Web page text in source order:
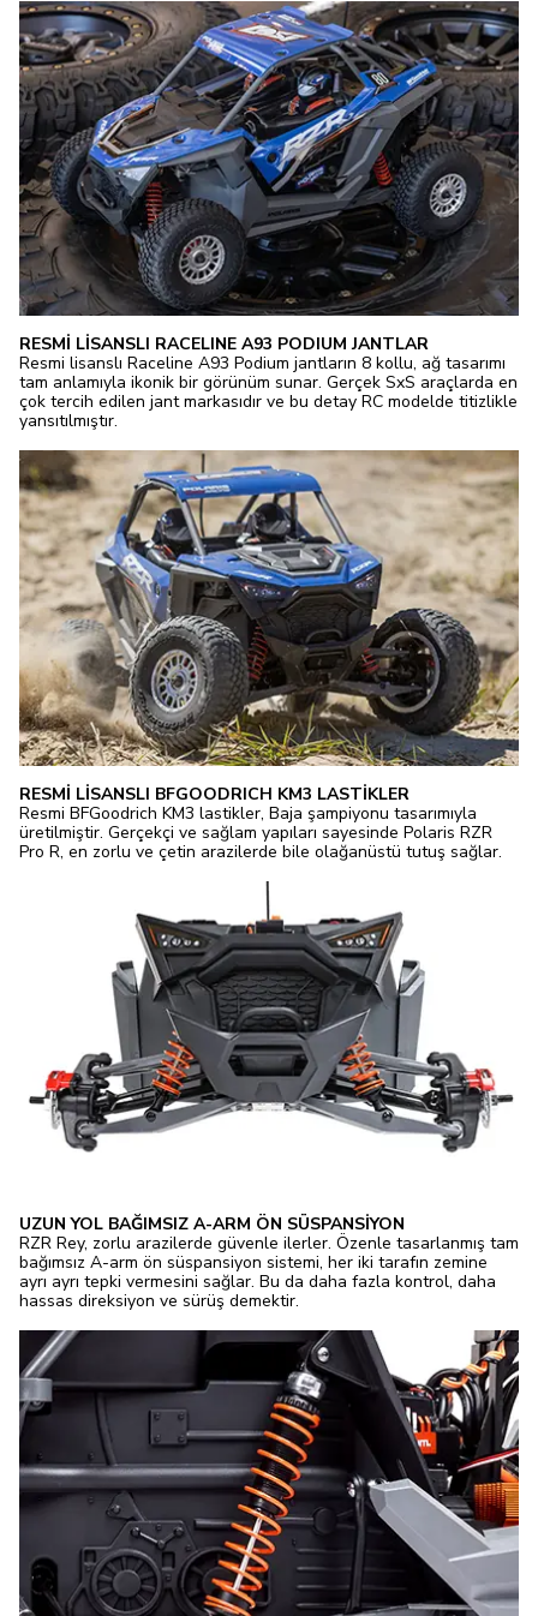
RESMİ LİSANSLI RACELINE A93 PODIUM JANTLAR
Resmi lisanslı Raceline A93 Podium jantların 8 kollu, ağ tasarımı
tam anlamıyla ikonik bir görünüm sunar. Gerçek SxS araçlarda en
çok tercih edilen jant markasıdır ve bu detay RC modelde titizlikle
yansıtılmıştır.
RESMİ LİSANSLI BFGOODRICH KM3 LASTİKLER
Resmi BFGoodrich KM3 lastikler, Baja şampiyonu tasarımıyla
üretilmiştir. Gerçekçi ve sağlam yapıları sayesinde Polaris RZR
Pro R, en zorlu ve çetin arazilerde bile olağanüstü tutuş sağlar.
UZUN YOL BAĞIMSIZ A-ARM ÖN SÜSPANSİYON
RZR Rey, zorlu arazilerde güvenle ilerler. Özenle tasarlanmış tam
bağımsız A-arm ön süspansiyon sistemi, her iki tarafın zemine
ayrı ayrı tepki vermesini sağlar. Bu da daha fazla kontrol, daha
hassas direksiyon ve sürüş demektir.